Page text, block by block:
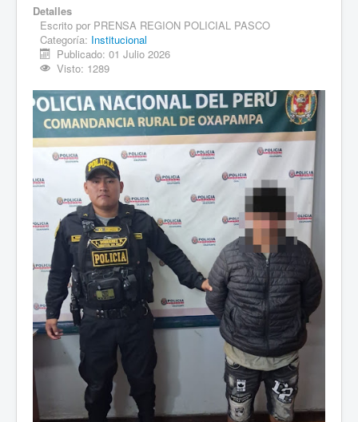
Deportes
Comentarios
Archivo de Noticias
Detalles
Escrito por PRENSA REGION POLICIAL PASCO
Categoría: Institucional
Publicado: 01 Julio 2026
Visto: 1289